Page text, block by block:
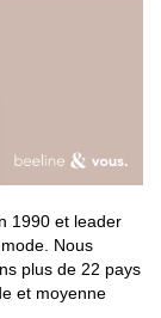
1990 et leader
Nous
plus de 22 pays
et moyenne